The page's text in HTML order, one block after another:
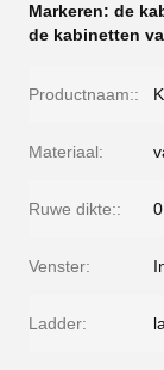
Markeren: de
de kabinetten
Productnaam::
Materiaal:
Ruwe dikte::
Venster:
Ladder: